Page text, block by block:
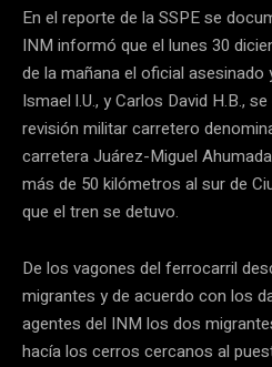
En el reporte de la SSPE se
INM informó que el lunes 30
de la mañana el oficial
Ismael l.U., y Carlos David H.B.,
revisión militar carretero
carretera Juárez-Miguel
más de 50 kilómetros al sur de
que el tren se detuvo.
De los vagones del ferrocarril
migrantes y de acuerdo con los
agentes del INM los dos
hacía los cerros cercanos al